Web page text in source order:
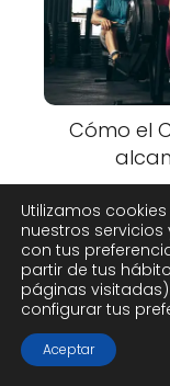
Cómo el
Utilizamos
nuestros
con tus
partir de tus
páginas
configurar tus
Aceptar